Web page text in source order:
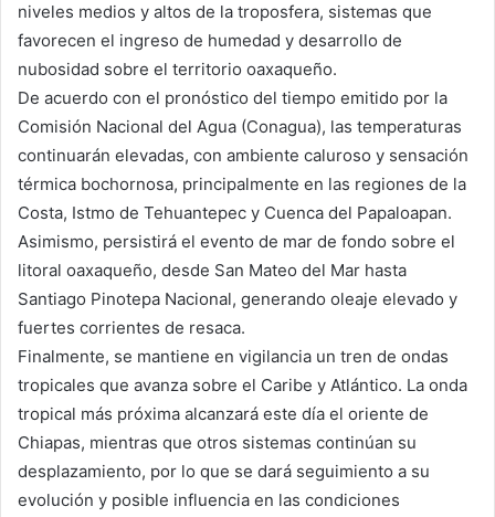
niveles medios y altos de la troposfera, sistemas que
favorecen el ingreso de humedad y desarrollo de
nubosidad sobre el territorio oaxaqueño.
De acuerdo con el pronóstico del tiempo emitido por la
Comisión Nacional del Agua (Conagua), las temperaturas
continuarán elevadas, con ambiente caluroso y sensación
térmica bochornosa, principalmente en las regiones de la
Costa, Istmo de Tehuantepec y Cuenca del Papaloapan.
Asimismo, persistirá el evento de mar de fondo sobre el
litoral oaxaqueño, desde San Mateo del Mar hasta
Santiago Pinotepa Nacional, generando oleaje elevado y
fuertes corrientes de resaca.
Finalmente, se mantiene en vigilancia un tren de ondas
tropicales que avanza sobre el Caribe y Atlántico. La onda
tropical más próxima alcanzará este día el oriente de
Chiapas, mientras que otros sistemas continúan su
desplazamiento, por lo que se dará seguimiento a su
evolución y posible influencia en las condiciones